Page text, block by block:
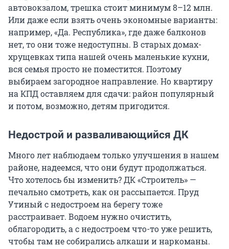
автовокзалом, трешка стоит минимум 8–12 млн.
Или даже если взять очень экономные варианты:
например, «Да. Республика», где даже балконов
нет, то они тоже недоступны. В старых домах-
хрущевках типа нашей очень маленькие кухни,
вся семья просто не поместится. Поэтому
выбираем загородное направление. Но квартиру
на КПД оставляем для сдачи: район популярный
и потом, возможно, детям пригодится.
Недострой и разваливающийся ДК
Много лет наблюдаем только улучшения в нашем
районе, надеемся, что они будут продолжаться.
Что хотелось бы изменить? ДК «Строитель» —
печально смотреть, как он рассыпается. Пруд
Утиный с недостроем на берегу тоже
расстраивает. Водоем нужно очистить,
облагородить, а с недостроем что-то уже решить,
чтобы там не собирались алкаши и наркоманы.